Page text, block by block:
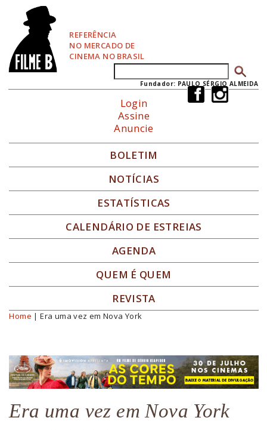
REFERÊNCIA
NO MERCADO DE
CINEMA NO BRASIL
Formulário de busca
Fundador: PAULO SÉRGIO ALMEIDA
Login
Assine
Anuncie
BOLETIM
NOTÍCIAS
ESTATÍSTICAS
CALENDÁRIO DE ESTREIAS
AGENDA
QUEM É QUEM
REVISTA
Você está aqui
Home | Era uma vez em Nova York
Era uma vez em Nova York